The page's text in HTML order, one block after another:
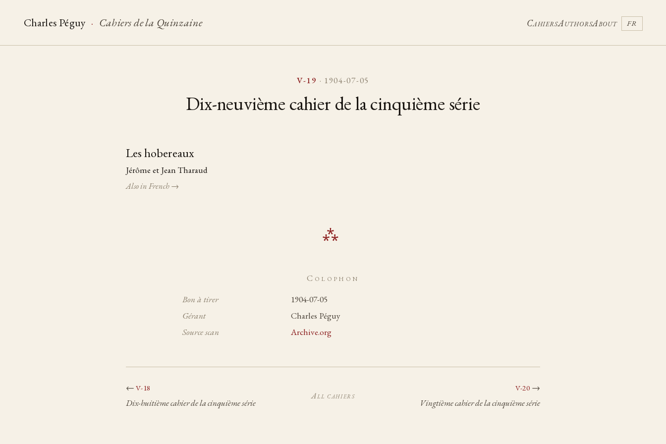
Charles Péguy · Cahiers de la Quinzaine CahiersAuthorsAbout FR
V-19 · 1904-07-05
Dix-neuvième cahier de la cinquième série
Table of pieces
Les hobereaux
Jérôme et Jean Tharaud
Also in French →
Colophon
Bon à tirer
1904-07-05
Gérant
Charles Péguy
Source scan
Archive.org
← V-18
Dix-huitième cahier de la cinquième série
All cahiers
V-20 →
Vingtième cahier de la cinquième série